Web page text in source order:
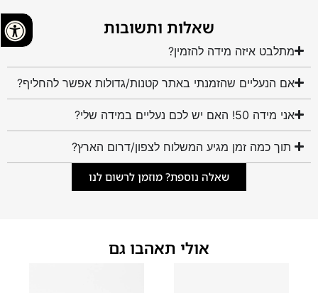
שאלות ותשובות
מתלבט איזה מידה להזמין?
אם הנעליים שהזמנתי באתר קטנות/גדולות אפשר להחליף?
אני מידה 50! האם יש לכם נעליים במידה שלי?
תוך כמה זמן מגיע המשלוח לצפון/דרום הארץ?
שאלה נוספת? מוזמן לרשום לנו
אולי תאהבו גם